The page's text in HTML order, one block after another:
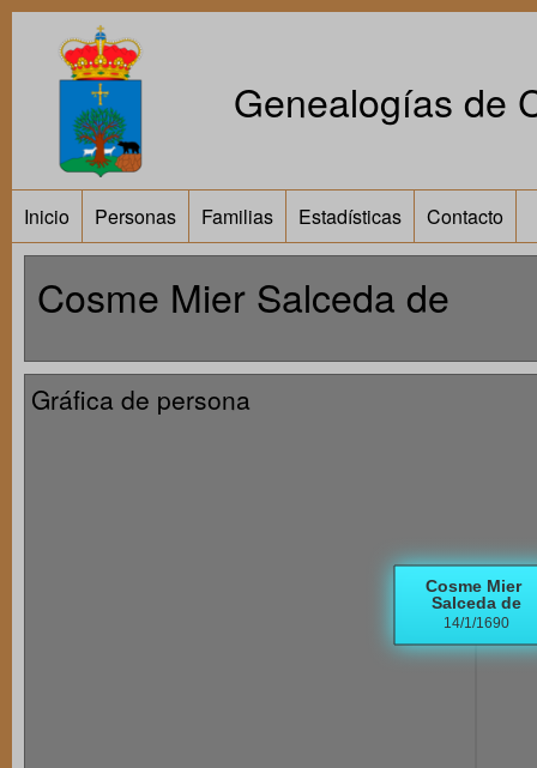
Genealogías de
Inicio Personas Familias Estadísticas Contacto
Cosme Mier Salceda de
Gráfica de persona